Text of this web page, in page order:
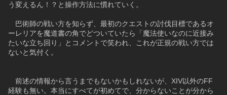
う変えるん！？と操作方法に慣れていく。
巴術師の戦い方を知らず、最初のクエストの討伐目標であるオ
ーレリアを魔道書の角でどついていたら「魔法使いなのに近接み
たいな立ち回り」とコメントで笑われ、これが正規の戦い方では
ないと気付く。
前述の情報から言うまでもないかもしれないが、XIV以外のFF
経験も無い。本当にすべてが初めてで、分からないことが分から